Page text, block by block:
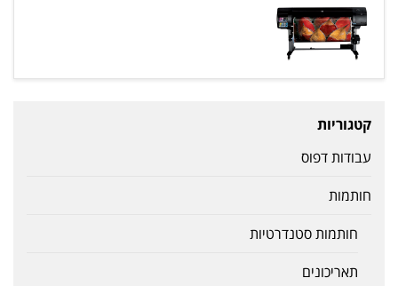
קטגוריות
עבודות דפוס
חותמות
חותמות סטנדרטיות
תאריכונים